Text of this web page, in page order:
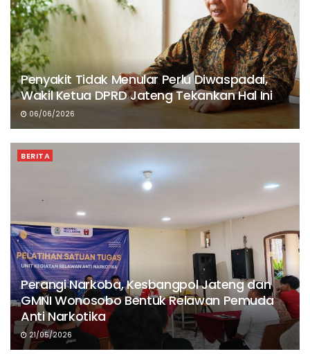
Penyakit Tidak Menular Perlu Diwaspadai,
Wakil Ketua DPRD Jateng Tekankan Hal Ini
06/06/2026
BERITA
Perangi Narkoba, Kesbangpol Jateng dan
GMNI Wonosobo Bentuk Relawan Pemuda
Anti Narkotika
21/05/2026